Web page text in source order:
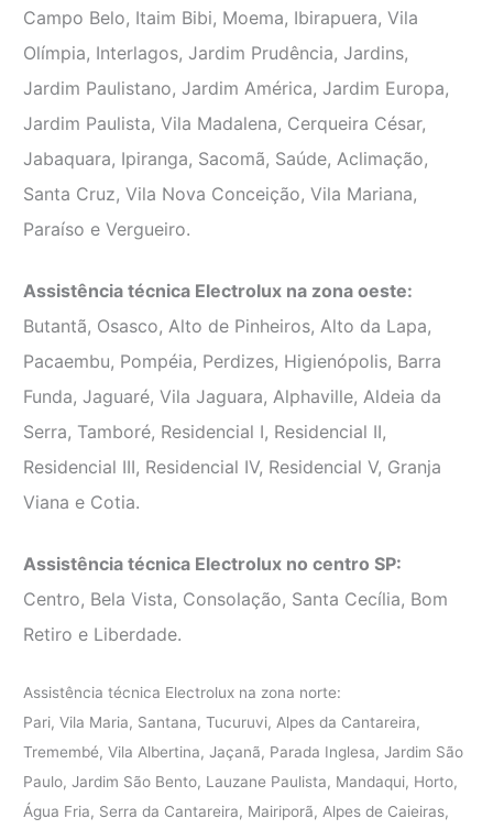
Campo Belo, Itaim Bibi, Moema, Ibirapuera, Vila
Olímpia, Interlagos, Jardim Prudência, Jardins,
Jardim Paulistano, Jardim América, Jardim Europa,
Jardim Paulista, Vila Madalena, Cerqueira César,
Jabaquara, Ipiranga, Sacomã, Saúde, Aclimação,
Santa Cruz, Vila Nova Conceição, Vila Mariana,
Paraíso e Vergueiro.
Assistência técnica Electrolux na zona oeste:
Butantã, Osasco, Alto de Pinheiros, Alto da Lapa,
Pacaembu, Pompéia, Perdizes, Higienópolis, Barra
Funda, Jaguaré, Vila Jaguara, Alphaville, Aldeia da
Serra, Tamboré, Residencial I, Residencial II,
Residencial III, Residencial IV, Residencial V, Granja
Viana e Cotia.
Assistência técnica Electrolux no centro SP:
Centro, Bela Vista, Consolação, Santa Cecília, Bom
Retiro e Liberdade.
Assistência técnica Electrolux na zona norte:
Pari, Vila Maria, Santana, Tucuruvi, Alpes da Cantareira,
Tremembé, Vila Albertina, Jaçanã, Parada Inglesa, Jardim São
Paulo, Jardim São Bento, Lauzane Paulista, Mandaqui, Horto,
Água Fria, Serra da Cantareira, Mairiporã, Alpes de Caieiras,